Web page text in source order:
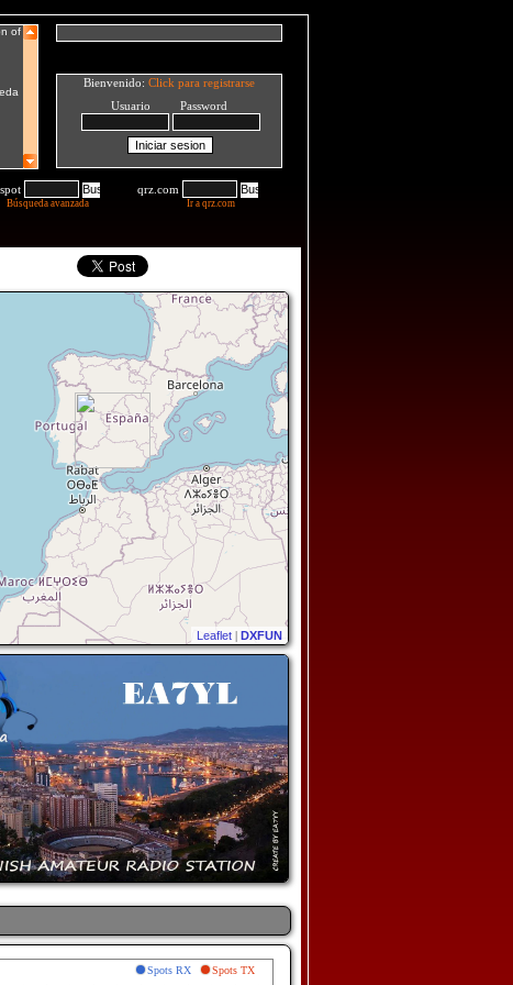
Bienvenido: Click para registrarse
Usuario Password
Búsqueda avanzada
qrz.com
Ir a qrz.com
Leaflet | DXFUN
Spots RX Spots TX